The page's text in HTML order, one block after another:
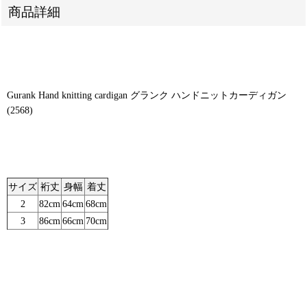
商品詳細
Gurank Hand knitting cardigan グランク ハンドニットカーディガン
(2568)
サイズ 裄丈 身幅 着丈
2
82cm 64cm 68cm
3
86cm 66cm 70cm